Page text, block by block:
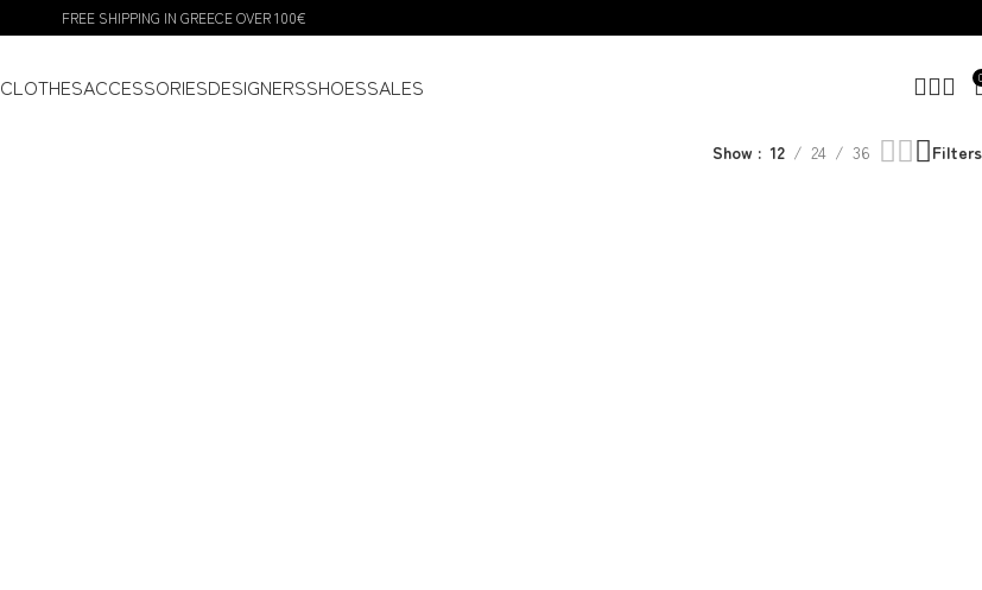
FREE SHIPPING IN GREECE OVER 100€
CLOTHESACCESSORIESDESIGNERSSHOESSALES 0
Show 12 24 36 Filters